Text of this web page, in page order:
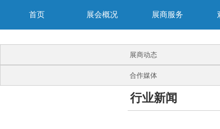
首页 展会概况 展商服务
展商动态
合作媒体
行业新闻